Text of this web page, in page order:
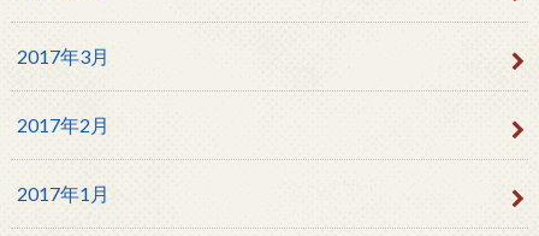
2017年3月
2017年2月
2017年1月